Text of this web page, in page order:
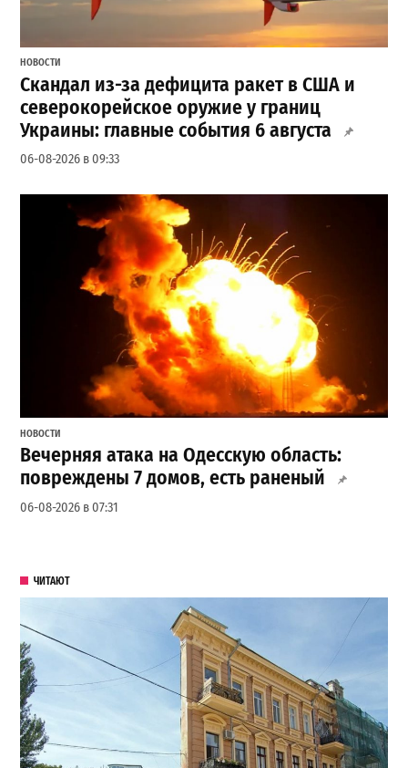
НОВОСТИ
Скандал из-за дефицита ракет в США и
северокорейское оружие у границ
Украины: главные события 6 августа
06-08-2026 в 09:33
НОВОСТИ
Вечерняя атака на Одесскую область:
повреждены 7 домов, есть раненый
06-08-2026 в 07:31
ЧИТАЮТ